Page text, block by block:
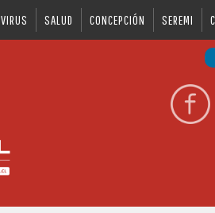
VIRUS SALUD CONCEPCIÓN SEREMI